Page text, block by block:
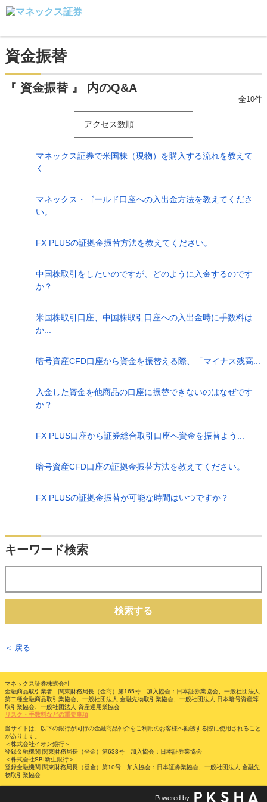
資金振替
『 資金振替 』 内のQ&A
全10件
アクセス数順
マネックス証券で米国株（現物）を購入する流れを教えて
く...
マネックス・ゴールド口座への入出金方法を教えてくださ
い。
FX PLUSの証拠金振替方法を教えてください。
中国株取引をしたいのですが、どのように入金するのです
か？
米国株取引口座、中国株取引口座への入出金時に手数料は
か...
暗号資産CFD口座から資金を振替える際、「マイナス残高...
入金した資金を他商品の口座に振替できないのはなぜです
か？
FX PLUS口座から証券総合取引口座へ資金を振替よう...
暗号資産CFD口座の証拠金振替方法を教えてください。
FX PLUSの証拠金振替が可能な時間はいつですか？
キーワード検索
検索する
＜ 戻る
マネックス証券株式会社
金融商品取引業者 関東財務局長（金商）第165号 加入協会：日本証券業協会、一般社団法人
第二種金融商品取引業協会、一般社団法人 金融先物取引業協会、一般社団法人 日本暗号資産等
取引業協会、一般社団法人 資産運用業協会
リスク・手数料などの重要事項
当サイトは、以下の銀行が同行の金融商品仲介をご利用のお客様へ勧誘する際に使用されること
があります。
＜株式会社イオン銀行＞
登録金融機関 関東財務局長（登金）第633号 加入協会：日本証券業協会
＜株式会社SBI新生銀行＞
登録金融機関 関東財務局長（登金）第10号 加入協会：日本証券業協会、一般社団法人 金融先
物取引業協会
Powered by